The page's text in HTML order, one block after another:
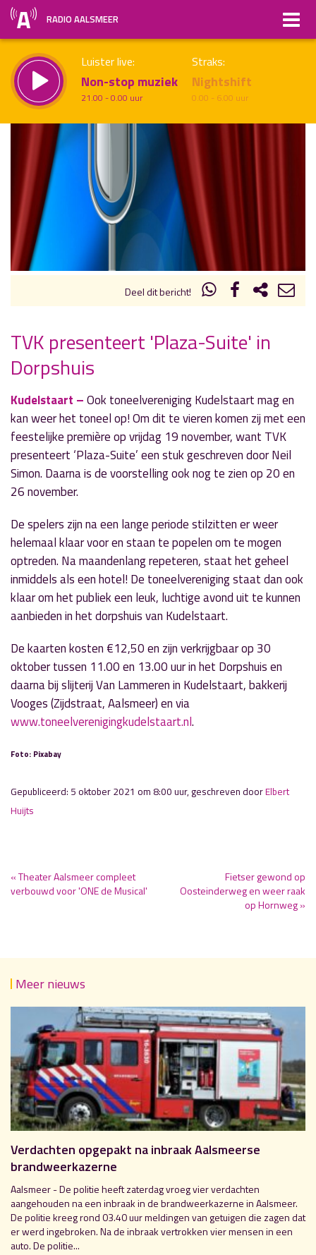
RADIO AALSMEER
Luister live:
Non-stop muziek
21.00 - 0.00 uur
Straks:
Nightshift
0.00 - 6.00 uur
Vorig uur uur 1 van x
Inklappen
Deel dit bericht!
« Vorig nieuwsbericht
Theater Aalsmeer compleet verbouwd
voor 'ONE de Musical'
4 oktober 2021
» Volgend nieuwsbericht
Fietser gewond op Oosteinderweg en weer
raak op Hornweg
5 oktober 2021
TVK presenteert 'Plaza-Suite' in
Dorpshuis
Kudelstaart –Ook toneelvereniging Kudelstaart mag en
kan weer het toneel op! Om dit te vieren komen zij met een
feestelijke première op vrijdag 19 november, want TVK
presenteert ‘Plaza-Suite’ een stuk geschreven door Neil
Simon. Daarna is de voorstelling ook nog te zien op 20 en
26 november.
De spelers zijn na een lange periode stilzitten er weer
helemaal klaar voor en staan te popelen om te mogen
optreden. Na maandenlang repeteren, staat het geheel
inmiddels als een hotel! De toneelvereniging staat dan ook
klaar om het publiek een leuk, luchtige avond uit te kunnen
aanbieden in het dorpshuis van Kudelstaart.
De kaarten kosten €12,50 en zijn verkrijgbaar op 30
oktober tussen 11.00 en 13.00 uur in het Dorpshuis en
daarna bij slijterij Van Lammeren in Kudelstaart, bakkerij
Vooges (Zijdstraat, Aalsmeer) en via
www.toneelverenigingkudelstaart.nl.
Foto: Pixabay
Gepubliceerd: 5 oktober 2021 om 8:00 uur, geschreven doorElbert
Huijts
« Theater Aalsmeer compleet
verbouwd voor 'ONE de Musical'
Fietser gewond op
Oosteinderweg en weer raak
op Hornweg »
Meer nieuws
Verdachten opgepakt na inbraak Aalsmeerse
brandweerkazerne
Aalsmeer - De politie heeft zaterdag vroeg vier verdachten
aangehouden na een inbraak in de brandweerkazerne in Aalsmeer.
De politie kreeg rond 03.40 uur meldingen van getuigen die zagen dat
er werd ingebroken. Na de inbraak vertrokken vier mensen in een
auto. De politie...